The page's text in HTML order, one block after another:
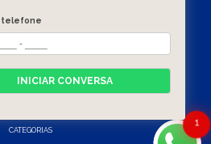
SOBRE NÓS
PRODUTOS
CATEGORIAS
1
telefone
INICIAR CONVERSA